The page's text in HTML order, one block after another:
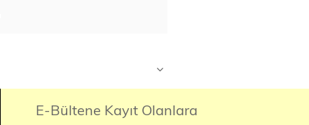
E-Bültene Kayıt Olanlara